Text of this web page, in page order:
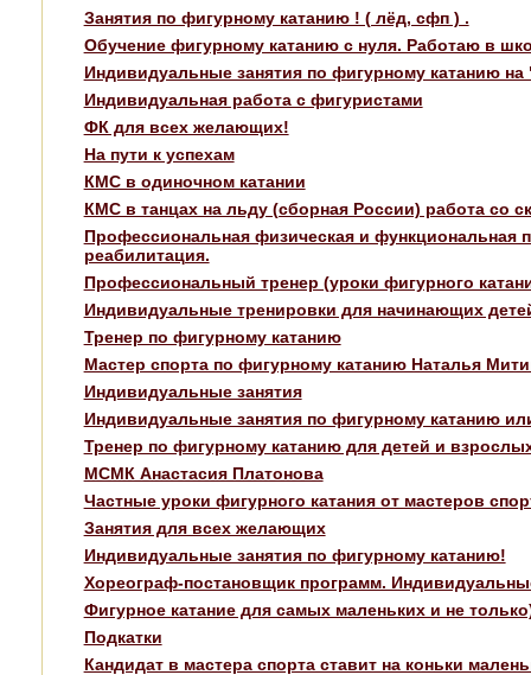
Занятия по фигурному катанию ! ( лёд, сфп ) .
Обучение фигурному катанию с нуля. Работаю в
Индивидуальные занятия по фигурному катанию
Индивидуальная работа с фигуристами
ФК для всех желающих!
На пути к успехам
КМС в одиночном катании
КМС в танцах на льду (сборная России) работа со
Профессиональная физическая и функциональная
реабилитация.
Профессиональный тренер (уроки фигурного
Индивидуальные тренировки для начинающих
Тренер по фигурному катанию
Мастер спорта по фигурному катанию Наталья
Индивидуальные занятия
Индивидуальные занятия по фигурному катанию
Тренер по фигурному катанию для детей и
МСМК Анастасия Платонова
Частные уроки фигурного катания от мастеров
Занятия для всех желающих
Индивидуальные занятия по фигурному катанию!
Хореограф-постановщик программ.
Фигурное катание для самых маленьких и не
Подкатки
Кандидат в мастера спорта ставит на коньки